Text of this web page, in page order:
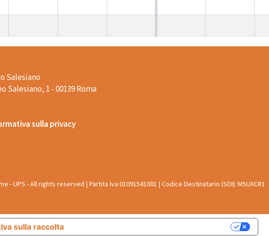
Salesiano
Salesiano, 1 - 00139 Roma
sulla privacy
- UPS - All rights reserved | Partita Iva 01091541001 | Codice Destinatario (SDI): M5UXCR1
sulla raccolta